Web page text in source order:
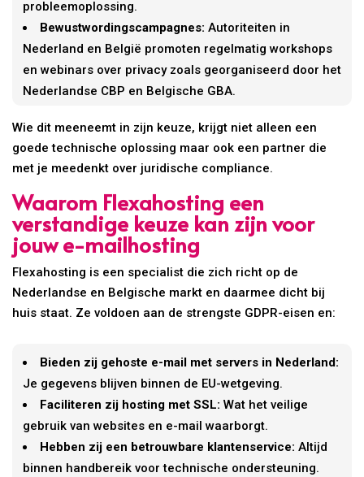
probleemoplossing.
Bewustwordingscampagnes: Autoriteiten in
Nederland en België promoten regelmatig workshops
en webinars over privacy zoals georganiseerd door het
Nederlandse CBP en Belgische GBA.
Wie dit meeneemt in zijn keuze, krijgt niet alleen een
goede technische oplossing maar ook een partner die
met je meedenkt over juridische compliance.
Waarom Flexahosting een
verstandige keuze kan zijn voor
jouw e-mailhosting
Flexahosting is een specialist die zich richt op de
Nederlandse en Belgische markt en daarmee dicht bij
huis staat. Ze voldoen aan de strengste GDPR-eisen en:
Bieden zij gehoste e-mail met servers in Nederland:
Je gegevens blijven binnen de EU-wetgeving.
Faciliteren zij hosting met SSL: Wat het veilige
gebruik van websites en e-mail waarborgt.
Hebben zij een betrouwbare klantenservice: Altijd
binnen handbereik voor technische ondersteuning.